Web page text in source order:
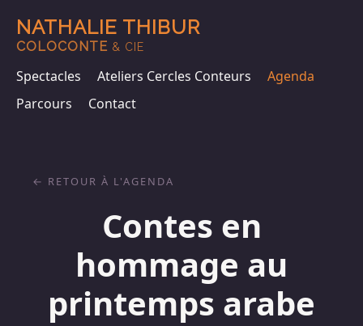
NATHALIE THIBUR
COLOCONTE & CIE
Spectacles Ateliers Cercles Conteurs
Agenda
Parcours
Contact
Contes en
hommage au
printemps arabe
RETOUR À L'AGENDA